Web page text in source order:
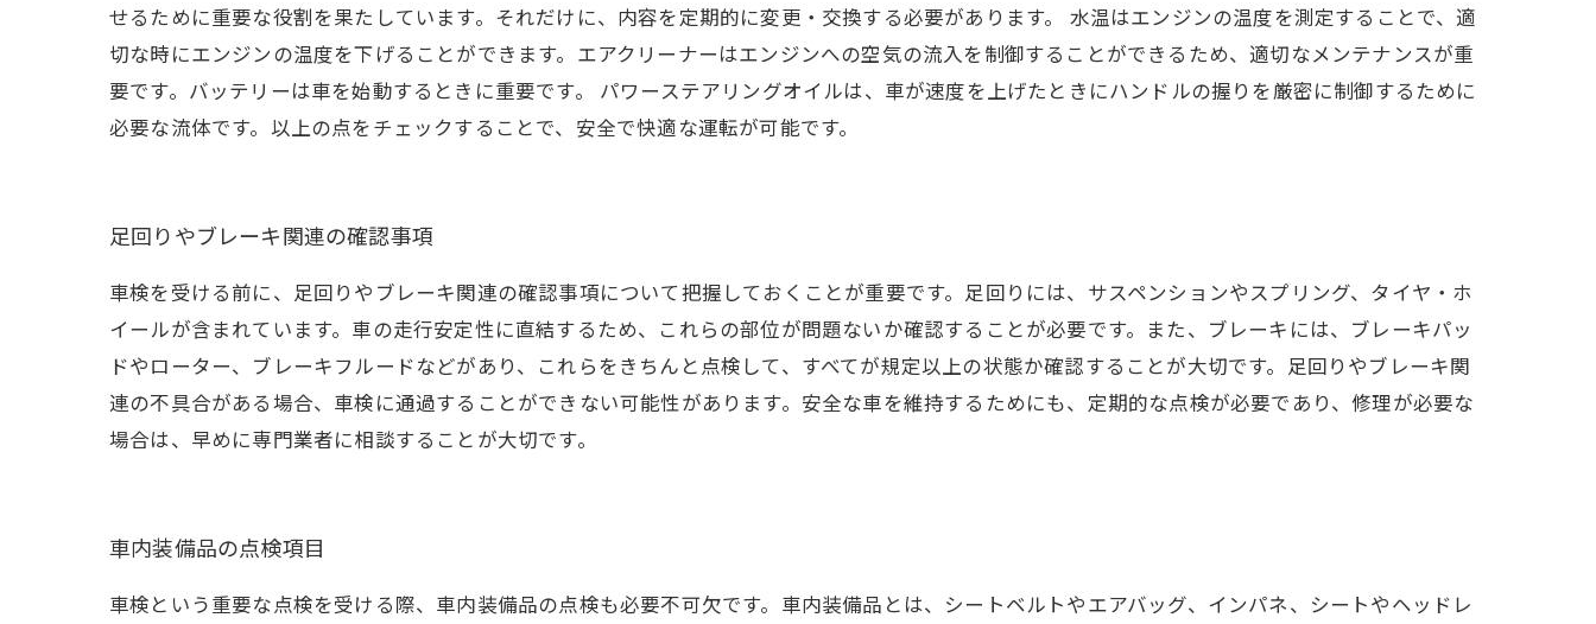
せるために重要な役割を果たしています。それだけに、内容を定期的に変更・交換する必要があります。 水温はエンジンの温度を測定することで、適
切な時にエンジンの温度を下げることができます。エアクリーナーはエンジンへの空気の流入を制御することができるため、適切なメンテナンスが重
要です。バッテリーは車を始動するときに重要です。 パワーステアリングオイルは、車が速度を上げたときにハンドルの握りを厳密に制御するために
必要な流体です。以上の点をチェックすることで、安全で快適な運転が可能です。
足回りやブレーキ関連の確認事項
車検を受ける前に、足回りやブレーキ関連の確認事項について把握しておくことが重要です。足回りには、サスペンションやスプリング、タイヤ・ホ
イールが含まれています。車の走行安定性に直結するため、これらの部位が問題ないか確認することが必要です。また、ブレーキには、ブレーキパッ
ドやローター、ブレーキフルードなどがあり、これらをきちんと点検して、すべてが規定以上の状態か確認することが大切です。足回りやブレーキ関
連の不具合がある場合、車検に通過することができない可能性があります。安全な車を維持するためにも、定期的な点検が必要であり、修理が必要な
場合は、早めに専門業者に相談することが大切です。
車内装備品の点検項目
車検という重要な点検を受ける際、車内装備品の点検も必要不可欠です。車内装備品とは、シートベルトやエアバッグ、インパネ、シートやヘッドレ